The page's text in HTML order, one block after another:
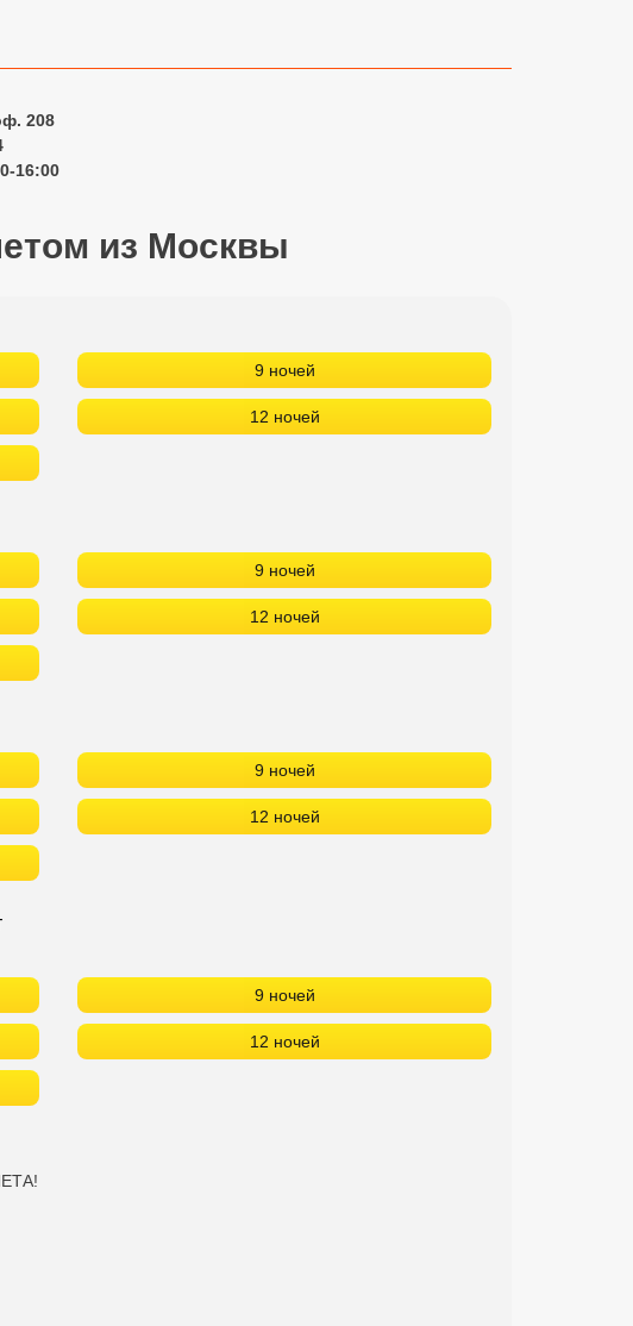
208
16:00
из Москвы
9 ночей
12 ночей
9 ночей
12 ночей
9 ночей
12 ночей
9 ночей
12 ночей